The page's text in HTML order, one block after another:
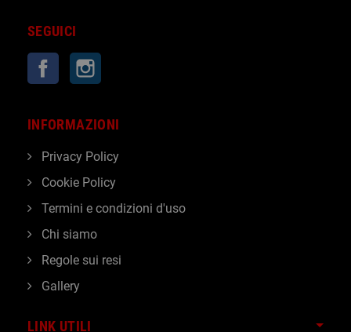
SEGUICI
Facebook
LINK UTILI
INFORMAZIONI
Privacy Policy
Cookie Policy
Termini e condizioni d'uso
Chi siamo
Regole sui resi
Gallery